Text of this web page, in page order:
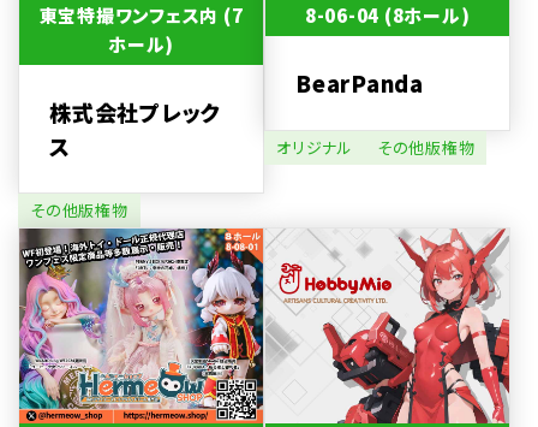
東宝特撮ワンフェス内 (7
ホール)
株式会社プレック
ス
その他版権物
8-06-04 (8ホール)
BearPanda
オリジナル その他版権物